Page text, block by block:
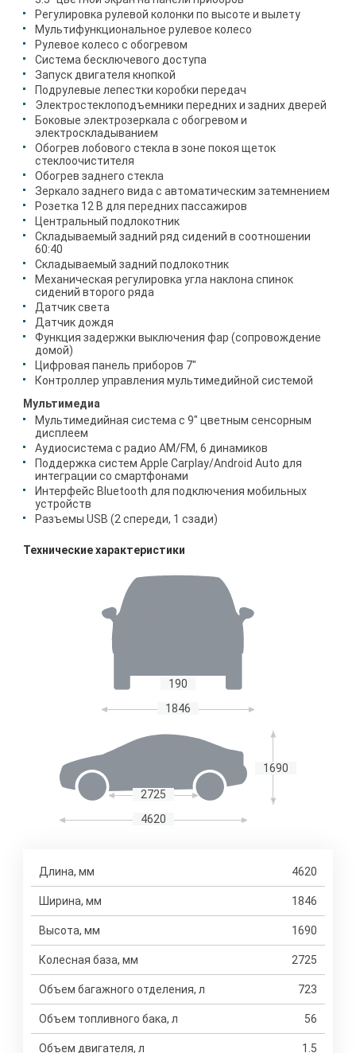
Регулировка рулевой колонки по высоте и вылету
Мультифункциональное рулевое колесо
Рулевое колесо с обогревом
Система бесключевого доступа
Запуск двигателя кнопкой
Подрулевые лепестки коробки передач
Электростеклоподъемники передних и задних дверей
Боковые электрозеркала с обогревом и
электроскладыванием
Обогрев лобового стекла в зоне покоя щеток
стеклоочистителя
Обогрев заднего стекла
Зеркало заднего вида с автоматическим затемнением
Розетка 12 В для передних пассажиров
Центральный подлокотник
Складываемый задний ряд сидений в соотношении
60:40
Складываемый задний подлокотник
Механическая регулировка угла наклона спинок
сидений второго ряда
Датчик света
Датчик дождя
Функция задержки выключения фар (сопровождение
домой)
Цифровая панель приборов 7"
Контроллер управления мультимедийной системой
Мультимедиа
Мультимедийная система с 9" цветным сенсорным
дисплеем
Аудиосистема с радио AM/FM, 6 динамиков
Поддержка систем Apple Carplay/Android Auto для
интеграции со смартфонами
Интерфейс Bluetooth для подключения мобильных
устройств
Разъемы USB (2 спереди, 1 сзади)
Технические характеристики
190
1846
2725
1690
4620
Длина, мм 4620
Ширина, мм 1846
Высота, мм 1690
Колесная база, мм 2725
Объем багажного отделения, л 723
Объем топливного бака, л 56
Объем двигателя, л 1.5